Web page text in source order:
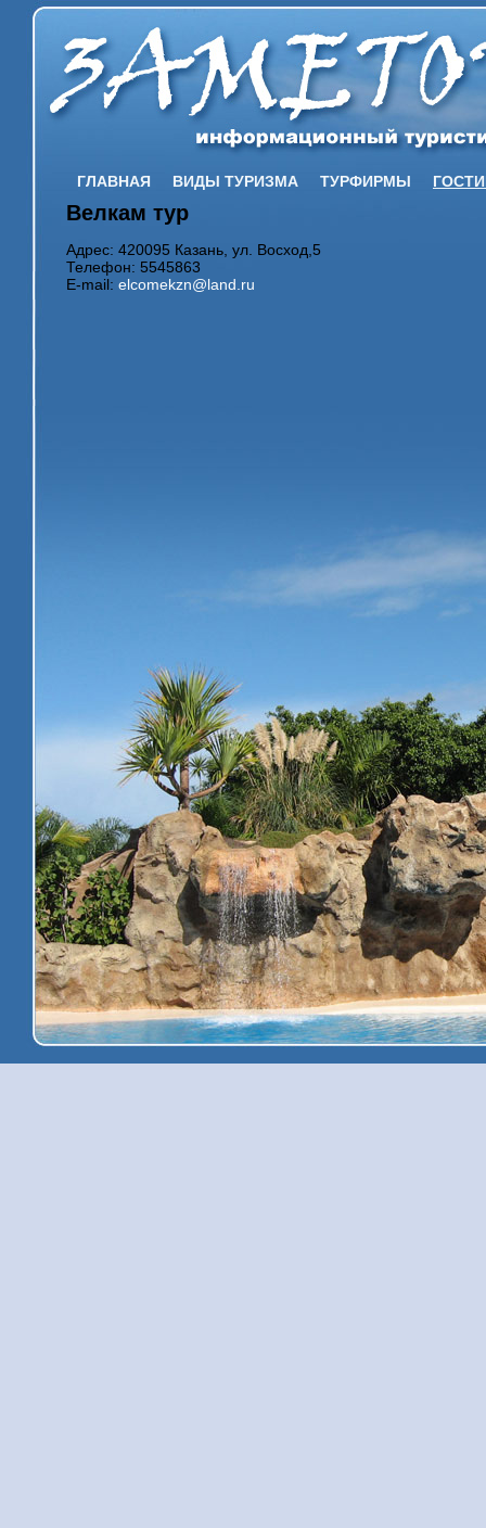
ГЛАВНАЯ ВИДЫ ТУРИЗМА ТУРФИРМЫ
Велкам тур
Адрес: 420095 Казань, ул. Восход,5
Телефон: 5545863
E-mail: elcomekzn@land.ru